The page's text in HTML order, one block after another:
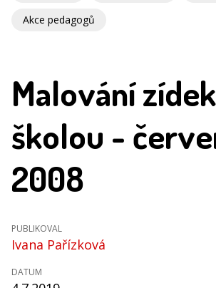
Akce pedagogů
Malování
školou -
2008
PUBLIKOVAL
Ivana Pařízková
DATUM